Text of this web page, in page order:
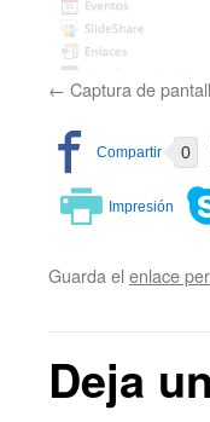
Captura de
0
Guarda el enlace
Deja